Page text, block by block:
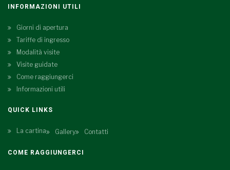
INFORMAZIONI UTILI
Giorni di apertura
Tariffe di ingresso
Modalità visite
Visite guidate
Come raggiungerci
Informazioni utili
QUICK LINKS
La cartina Gallery Contatti
COME RAGGIUNGERCI